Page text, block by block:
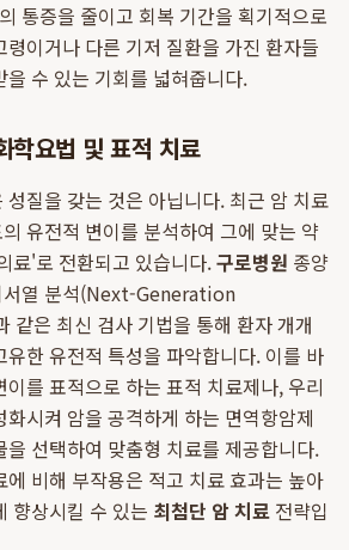
통증을 줄이고 회복 기간을 획기적으로
이거나 다른 기저 질환을 가진 환자들
을 수 있는 기회를 넓혀줍니다.
학요법 및 표적 치료
질을 갖는 것은 아닙니다. 최근 암 치료
유전적 변이를 분석하여 그에 맞는 약
료'로 전환되고 있습니다.구로병원 종양
서열 분석(Next-Generation
은 최신 검사 기법을 통해 환자 개개
유한 유전적 특성을 파악합니다. 이를 바
를 표적으로 하는 표적 치료제나, 우리
시켜 암을 공격하게 하는 면역항암제
을 선택하여 맞춤형 치료를 제공합니다.
에 비해 부작용은 적고 치료 효과는 높아
향상시킬 수 있는 최첨단 암 치료 전략입